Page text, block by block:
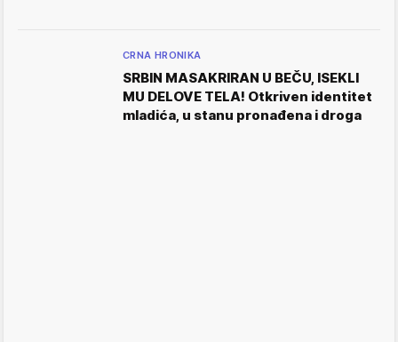
CRNA HRONIKA
SRBIN MASAKRIRAN U BEČU, ISEKLI
MU DELOVE TELA! Otkriven identitet
mladića, u stanu pronađena i droga